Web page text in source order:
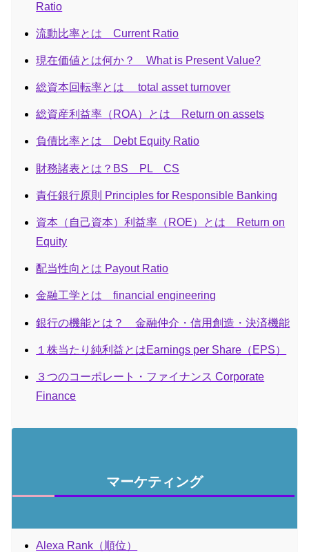
Ratio
流動比率とは Current Ratio
現在価値とは何か？ What is Present Value?
総資本回転率とは total asset turnover
総資産利益率（ROA）とは Return on assets
負債比率とは Debt Equity Ratio
財務諸表とは？BS PL CS
責任銀行原則 Principles for Responsible Banking
資本（自己資本）利益率（ROE）とは Return on
Equity
配当性向とは Payout Ratio
金融工学とは financial engineering
銀行の機能とは？ 金融仲介・信用創造・決済機能
１株当たり純利益とはEarnings per Share（EPS）
３つのコーポレート・ファイナンス Corporate
Finance
マーケティング
Alexa Rank（順位）